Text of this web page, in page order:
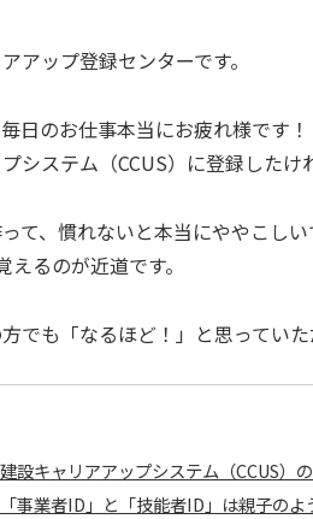
アップ登録センターです。
日のお仕事本当にお疲れ様です！
システム（CCUS）に登録した
て、慣れないと本当にややこし
るのが近道です。
でも「なるほど！」と思ってい
建設キャリアアップシステム（CCUS）
「事業者ID」と「技能者ID」は親子のよ